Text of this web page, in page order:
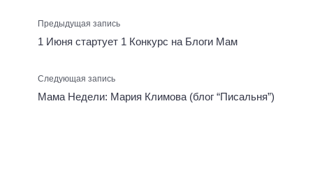
Предыдущая запись
1 Июня стартует 1 Конкурс на Блоги Мам
Следующая запись
Мама Недели: Мария Климова (блог “Писальня”)